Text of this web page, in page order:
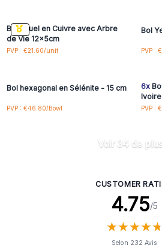
Bol Rituel en Cuivre avec Arbre
de Vie 12x5cm
PVP : €21.60/unit
Bol
PVP :
Connectez-vous ou
Bol hexagonal en Sélénite - 15 cm
PVP : €46.80/Bowl
6x
Ivoire
PVP :
Voir 34 de plus
CUSTOMER
4.75/5
★★★★★
★★★★★
Selon 232 Avis